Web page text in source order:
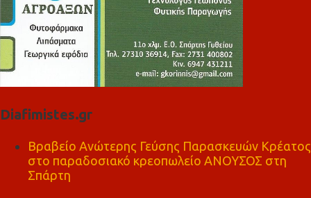
Diafimistes.gr
Βραβείο Ανώτερης Γεύσης Παρασκευών Κρέατος
στο παραδοσιακό κρεοπωλείο ΑΝΟΥΣΟΣ στη
Σπάρτη